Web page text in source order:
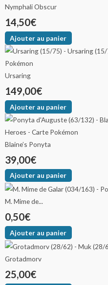
Nymphali Obscur
14,50€
Ajouter au panier
Ursaring
149,00€
Ajouter au panier
Blaine’s Ponyta
39,00€
Ajouter au panier
M. Mime de...
0,50€
Ajouter au panier
Grotadmorv
25,00€